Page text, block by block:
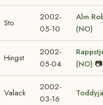
Sto
2002-
05-10
Alm
(NO)
Hingst
2002-
05-04
(NO) 📷
Valack
2002-
03-16